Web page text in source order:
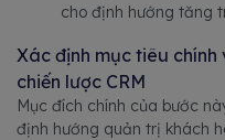
cho định hướng tăng
Xác định mục tiêu
chiến lược CRM
Mục đích chính của bước
định hướng quản trị khách